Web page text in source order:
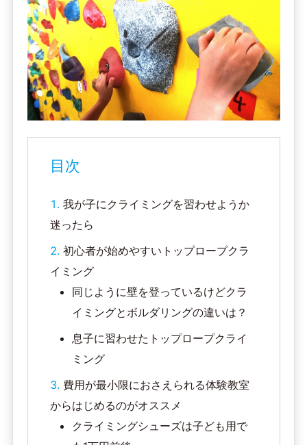
目次
我が子にクライミングを習わせようか
迷ったら
初心者が始めやすいトップロープクラ
イミング
同じように壁を登っているけどクラ
イミングとボルダリングの違いは？
息子に習わせたトップロープクライ
ミング
費用が最小限におさえられる体験教室
からはじめるのがオススメ
クライミングシューズは子ども用で